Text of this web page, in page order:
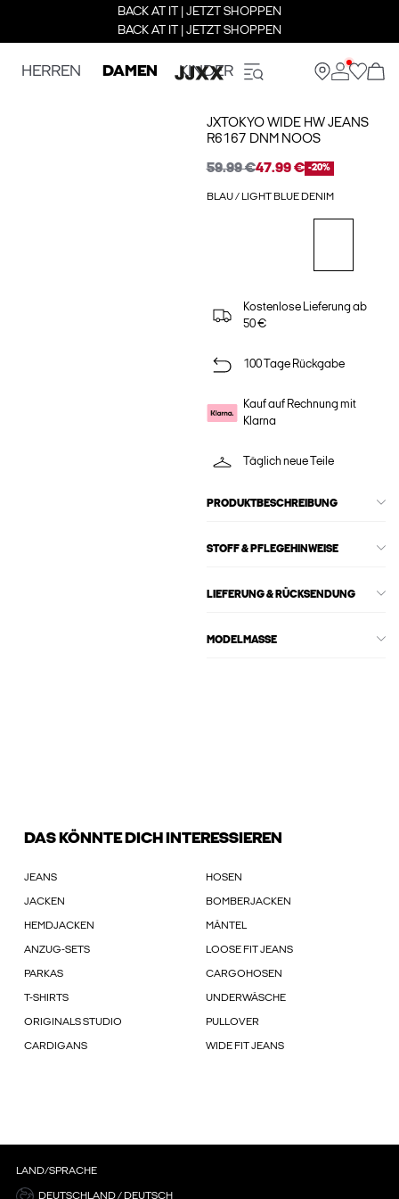
BACK AT IT | JETZT SHOPPEN
BACK AT IT | JETZT SHOPPEN
HERREN DAMEN KINDER
JXTOKYO WIDE HW JEANS
R6167 DNM NOOS
59.99 €47.99 € -20%
BLAU / LIGHT BLUE DENIM
Kostenlose Lieferung ab
50 €
100 Tage Rückgabe
Kauf auf Rechnung mit
Klarna
Täglich neue Teile
PRODUKTBESCHREIBUNG
STOFF & PFLEGEHINWEISE
LIEFERUNG & RÜCKSENDUNG
MODELMASSE
DAS KÖNNTE DICH INTERESSIEREN
JEANS HOSEN
JACKEN BOMBERJACKEN
HEMDJACKEN MÄNTEL
ANZUG-SETS LOOSE FIT JEANS
PARKAS CARGOHOSEN
T-SHIRTS UNDERWÄSCHE
ORIGINALS STUDIO PULLOVER
CARDIGANS WIDE FIT JEANS
LAND/SPRACHE
DEUTSCHLAND / DEUTSCH